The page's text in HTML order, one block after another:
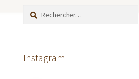
Rechercher :
Instagram